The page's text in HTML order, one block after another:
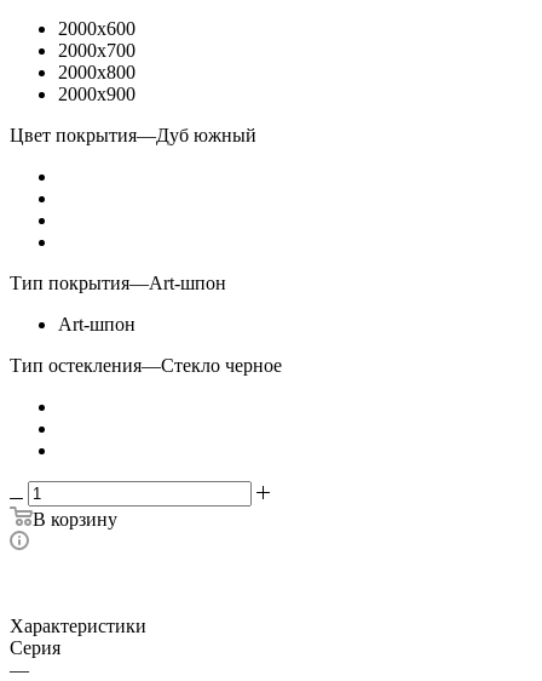
2000x600
2000x700
2000x800
2000x900
Цвет покрытия—Дуб южный
Тип покрытия—Art-шпон
Art-шпон
Тип остекления—Стекло черное
В корзину
Характеристики
Серия
—